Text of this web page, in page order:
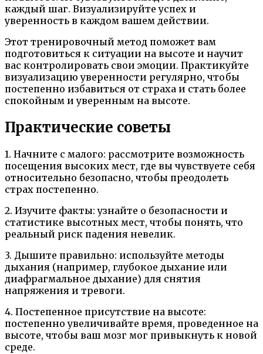
каждый шаг. Визуализируйте успех и
уверенность в каждом вашем действии.
Этот тренировочный метод поможет вам
подготовиться к ситуации на высоте и научит
вас контролировать свои эмоции. Практикуйте
визуализацию уверенности регулярно, чтобы
постепенно избавиться от страха и стать более
спокойным и уверенным на высоте.
Практические советы
1. Начните с малого: рассмотрите возможность
посещения высоких мест, где вы чувствуете себя
относительно безопасно, чтобы преодолеть
страх постепенно.
2. Изучите факты: узнайте о безопасности и
статистике высотных мест, чтобы понять, что
реальный риск падения невелик.
3. Дышите правильно: используйте методы
дыхания (например, глубокое дыхание или
диафрагмальное дыхание) для снятия
напряжения и тревоги.
4. Постепенное присутствие на высоте:
постепенно увеличивайте время, проведенное на
высоте, чтобы ваш мозг мог привыкнуть к новой
среде.